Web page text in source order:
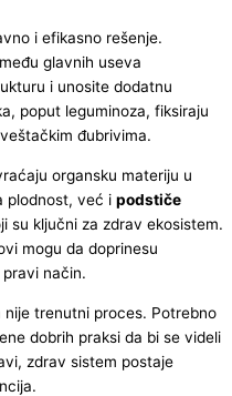
i efikasno rešenje.
glavnih useva
i unosite dodatnu
poput leguminoza, fiksiraju
đubrivima.
organsku materiju u
plodnost, već i podstiče
su ključni za zdrav ekosistem.
mogu da doprinesu
način.
trenutni proces. Potrebno
dobrih praksi da bi se videli
zdrav sistem postaje